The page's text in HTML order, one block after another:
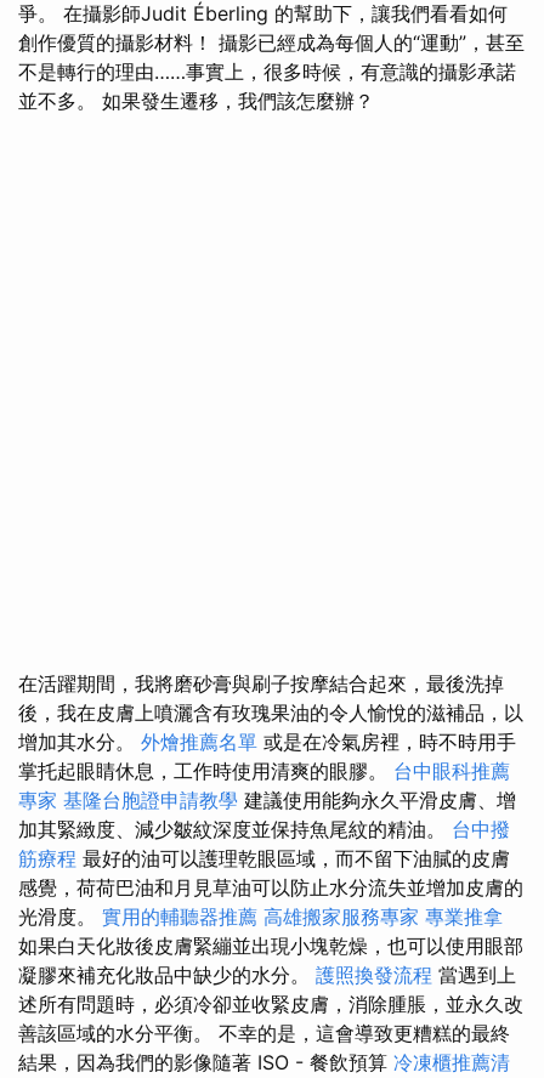
爭。 在攝影師Judit Éberling 的幫助下，讓我們看看如何
創作優質的攝影材料！ 攝影已經成為每個人的“運動”，甚至
不是轉行的理由……事實上，很多時候，有意識的攝影承諾
並不多。 如果發生遷移，我們該怎麼辦？
在活躍期間，我將磨砂膏與刷子按摩結合起來，最後洗掉
後，我在皮膚上噴灑含有玫瑰果油的令人愉悅的滋補品，以
增加其水分。 外燴推薦名單 或是在冷氣房裡，時不時用手
掌托起眼睛休息，工作時使用清爽的眼膠。 台中眼科推薦
專家 基隆台胞證申請教學 建議使用能夠永久平滑皮膚、增
加其緊緻度、減少皺紋深度並保持魚尾紋的精油。 台中撥
筋療程 最好的油可以護理乾眼區域，而不留下油膩的皮膚
感覺，荷荷巴油和月見草油可以防止水分流失並增加皮膚的
光滑度。 實用的輔聽器推薦 高雄搬家服務專家 專業推拿
如果白天化妝後皮膚緊繃並出現小塊乾燥，也可以使用眼部
凝膠來補充化妝品中缺少的水分。 護照換發流程 當遇到上
述所有問題時，必須冷卻並收緊皮膚，消除腫脹，並永久改
善該區域的水分平衡。 不幸的是，這會導致更糟糕的最終
結果，因為我們的影像隨著 ISO - 餐飲預算 冷凍櫃推薦清